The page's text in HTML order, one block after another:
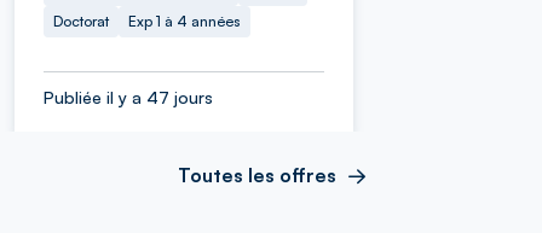
Doctorat
Exp 1 à 4 années
Publiée il y a 47 jours
Toutes les offres